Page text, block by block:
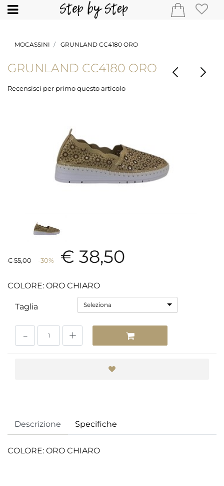
Open
MOCASSINI GRUNLAND CC4180 ORO
GRUNLAND CC4180 ORO
Recensisci per primo questo articolo
€ 55,00 -30% € 38,50
COLORE: ORO CHIARO
Taglia Seleziona
Descrizione Specifiche
COLORE: ORO CHIARO